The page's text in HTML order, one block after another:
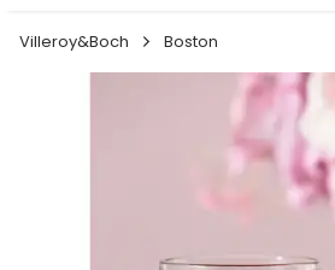
Villeroy&Boch Boston